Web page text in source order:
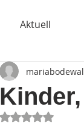
Aktuell
Mit NaN von